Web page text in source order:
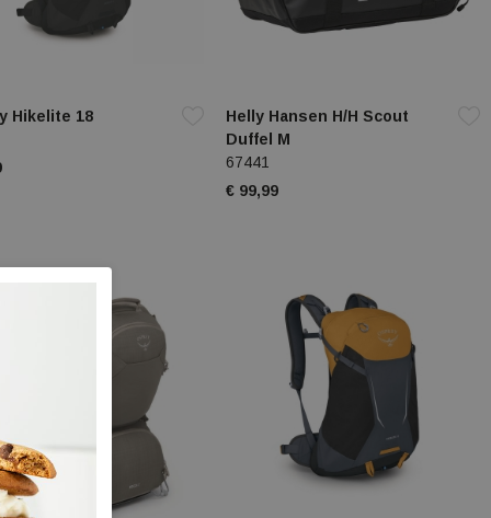
Hikelite 18
Helly Hansen H/H Scout
Duffel M
67441
€ 99,99